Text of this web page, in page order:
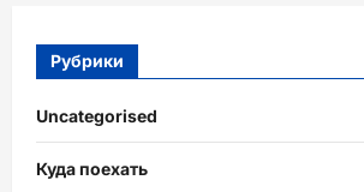
Рубрики
Uncategorised
Куда поехать